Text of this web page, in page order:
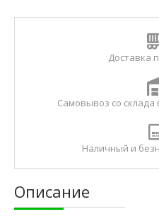
с
а
н
ы
Доставка
Самовывоз со склада
Наличный и
Описание